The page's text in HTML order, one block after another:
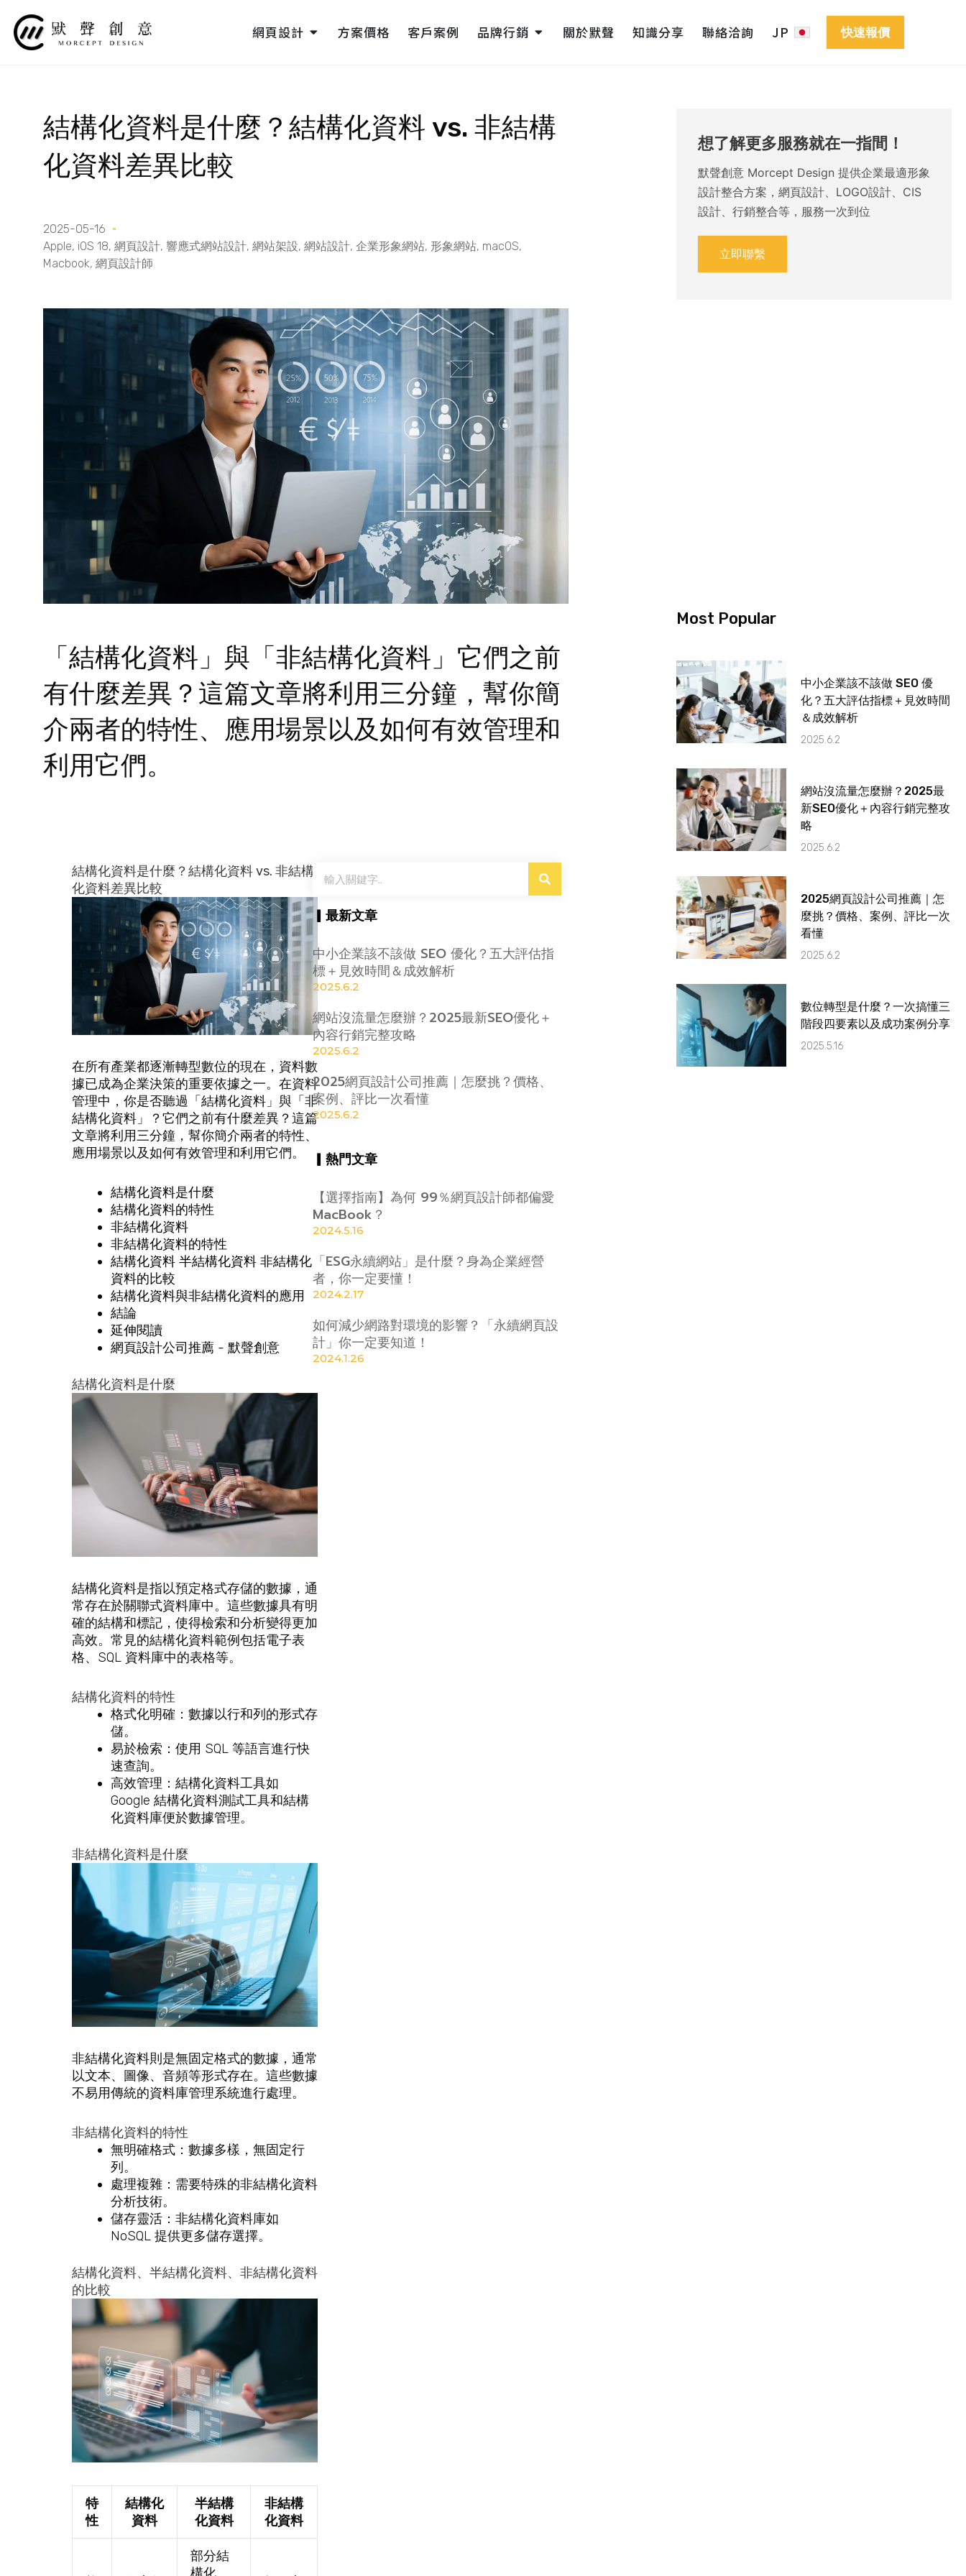
網頁設計 Open 網頁設計
方案價格 客戶案例 品牌行銷 Open 品牌行銷
關於默聲 知識分享 聯絡洽詢 JP 快速報價
結構化資料是什麼？結構化資料 vs. 非結構
化資料差異比較
2025-05-16
Apple, iOS 18, 網頁設計, 響應式網站設計, 網站架設, 網站設計, 企業形象網站, 形象網站, macOS,
Macbook, 網頁設計師
「結構化資料」與「非結構化資料」它們之前
有什麼差異？這篇文章將利用三分鐘，幫你簡
介兩者的特性、應用場景以及如何有效管理和
利用它們。
結構化資料是什麼？結構化資料 vs. 非結構
化資料差異比較
在所有產業都逐漸轉型數位的現在，資料數
據已成為企業決策的重要依據之一。在資料
管理中，你是否聽過「結構化資料」與「非
結構化資料」？它們之前有什麼差異？這篇
文章將利用三分鐘，幫你簡介兩者的特性、
應用場景以及如何有效管理和利用它們。
結構化資料是什麼
結構化資料的特性
非結構化資料
非結構化資料的特性
結構化資料 半結構化資料 非結構化
資料的比較
結構化資料與非結構化資料的應用
結論
延伸閱讀
網頁設計公司推薦 - 默聲創意
結構化資料是什麼
結構化資料是指以預定格式存儲的數據，通
常存在於關聯式資料庫中。這些數據具有明
確的結構和標記，使得檢索和分析變得更加
高效。常見的結構化資料範例包括電子表
格、SQL 資料庫中的表格等。
結構化資料的特性
格式化明確：數據以行和列的形式存
儲。
易於檢索：使用 SQL 等語言進行快
速查詢。
高效管理：結構化資料工具如
Google 結構化資料測試工具和結構
化資料庫便於數據管理。
非結構化資料是什麼
非結構化資料則是無固定格式的數據，通常
以文本、圖像、音頻等形式存在。這些數據
不易用傳統的資料庫管理系統進行處理。
非結構化資料的特性
無明確格式：數據多樣，無固定行
列。
處理複雜：需要特殊的非結構化資料
分析技術。
儲存靈活：非結構化資料庫如
NoSQL 提供更多儲存選擇。
結構化資料、半結構化資料、非結構化資料
的比較
特
性
結構化
資料
半結構
化資料
非結構
化資料
部分結
構化
搜
尋
▎最新文章
中小企業該不該做 SEO 優化？五大評估指
標＋見效時間＆成效解析
2025.6.2
網站沒流量怎麼辦？2025最新SEO優化＋
內容行銷完整攻略
2025.6.2
2025網頁設計公司推薦｜怎麼挑？價格、
案例、評比一次看懂
2025.6.2
▎熱門文章
【選擇指南】為何 99％網頁設計師都偏愛
MacBook？
2024.5.16
「ESG永續網站」是什麼？身為企業經營
者，你一定要懂！
2024.2.17
如何減少網路對環境的影響？「永續網頁設
計」你一定要知道！
2024.1.26
想了解更多服務就在一指間！
默聲創意 Morcept Design 提供企業最適形象
設計整合方案，網頁設計、LOGO設計、CIS
設計、行銷整合等，服務一次到位
立即聯繫
Most Popular
中小企業該不該做 SEO 優
化？五大評估指標＋見效時間
＆成效解析
2025.6.2
網站沒流量怎麼辦？2025最
新SEO優化＋內容行銷完整攻
略
2025.6.2
2025網頁設計公司推薦｜怎
麼挑？價格、案例、評比一次
看懂
2025.6.2
數位轉型是什麼？一次搞懂三
階段四要素以及成功案例分享
2025.5.16